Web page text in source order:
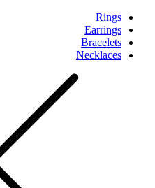
Rings
Earrings
Bracelets
Necklaces